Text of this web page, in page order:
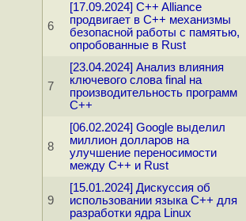
6
[17.09.2024] C++ Alliance
продвигает в C++ механизмы
безопасной работы с памятью,
опробованные в Rust
7
[23.04.2024] Анализ влияния
ключевого слова final на
производительность программ
C++
8
[06.02.2024] Google выделил
миллион долларов на
улучшение переносимости
между С++ и Rust
9
[15.01.2024] Дискуссия об
использовании языка C++ для
разработки ядра Linux